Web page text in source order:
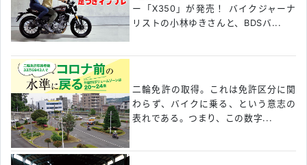
ー「X350」が発売！ バイクジャーナ
リストの小林ゆきさんと、BDSバ...
二輪免許の取得。これは免許区分に関
わらず、バイクに乗る、という意志の
表れである。つまり、この数字...